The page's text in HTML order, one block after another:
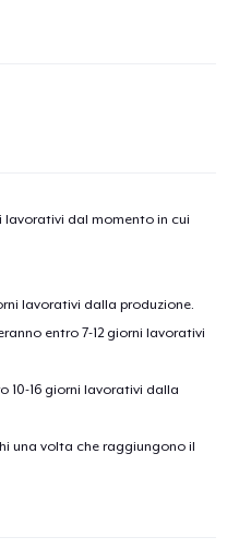
lavorativi dal momento in cui
lavorativi dalla produzione.
entro 7-12 giorni lavorativi
10-16 giorni lavorativi dalla
una volta che raggiungono il
al
Pagina di